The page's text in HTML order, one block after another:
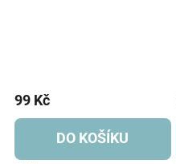
99 Kč
DO KOŠÍKU